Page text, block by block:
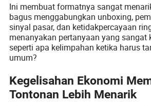
Ini membuat formatnya sangat
bagus menggabungkan unboxing,
sinyal pasar, dan ketidakpercayaan
menanyakan pertanyaan yang sangat
seperti apa kelimpahan ketika harus
umum?
Kegelisahan Ekonomi
Tontonan Lebih Menarik